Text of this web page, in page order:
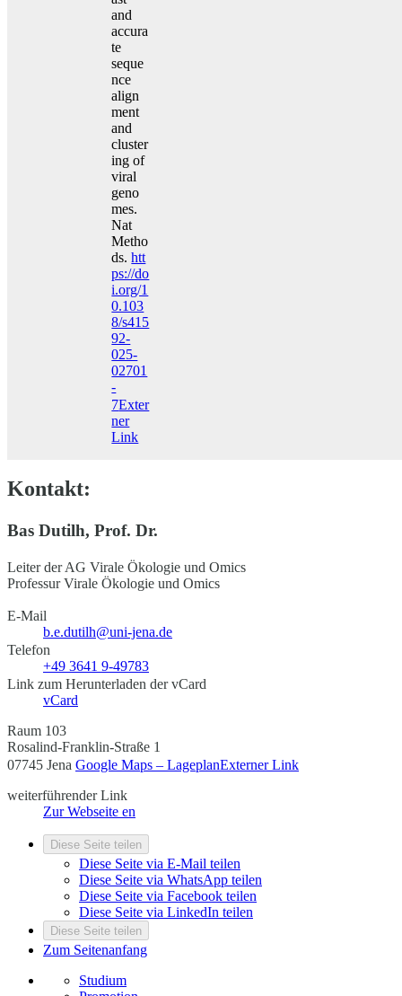
and
accura
te
seque
nce
align
ment
and
cluster
ing of
viral
geno
mes.
Nat
Metho
ds.htt
ps://do
i.org/1
0.103
8/s415
92-
025-
02701
-
7Exter
ner
Link
Kontakt:
Bas Dutilh, Prof. Dr.
Leiter der AG Virale Ökologie und Omics
Professur Virale Ökologie und Omics
E-Mail
b.e.dutilh@uni-jena.de
Telefon
+49 3641 9-49783
Link zum Herunterladen der vCard
vCard
Raum 103
Rosalind-Franklin-Straße 1
07745 Jena Google Maps – LageplanExterner Link
weiterführender Link
Zur Webseite en
Diese Seite teilen
Diese Seite via E-Mail teilen
Diese Seite via WhatsApp teilen
Diese Seite via Facebook teilen
Diese Seite via LinkedIn teilen
Diese Seite teilen
Zum Seitenanfang
Studium